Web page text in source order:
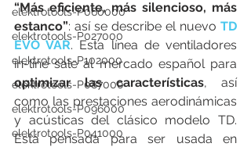
elektrotools-P060000
elektrotools-P027000
elektrotools-P102000
elektrotools-P087000
elektrotools-P096000
elektrotools-P041000
“Más eficiente, más silencioso, más
estanco”: así se describe el nuevo TD
EVO VAR. Esta línea de ventiladores
optimizar las características, así
como las prestaciones aerodinámicas
y acústicas del clásico modelo TD.
Está pensada para ser usada en